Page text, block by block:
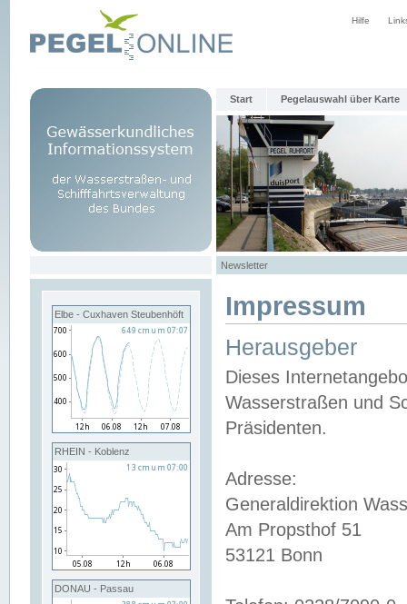
Hilfe
Start Pegelauswahl über Karte
Newsletter
Elbe - Cuxhaven Steubenhöft
RHEIN - Koblenz
DONAU - Passau
Impressum
Herausgeber
Dieses
Wasserstraßen und
Präsidenten.
Adresse:
Generaldirektion
Am Propsthof 51
53121 Bonn